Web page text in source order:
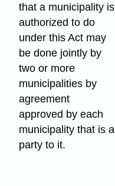
that a municipality is
authorized to do
under this Act may
be done jointly by
two or more
municipalities by
agreement
approved by each
municipality that is a
party to it.